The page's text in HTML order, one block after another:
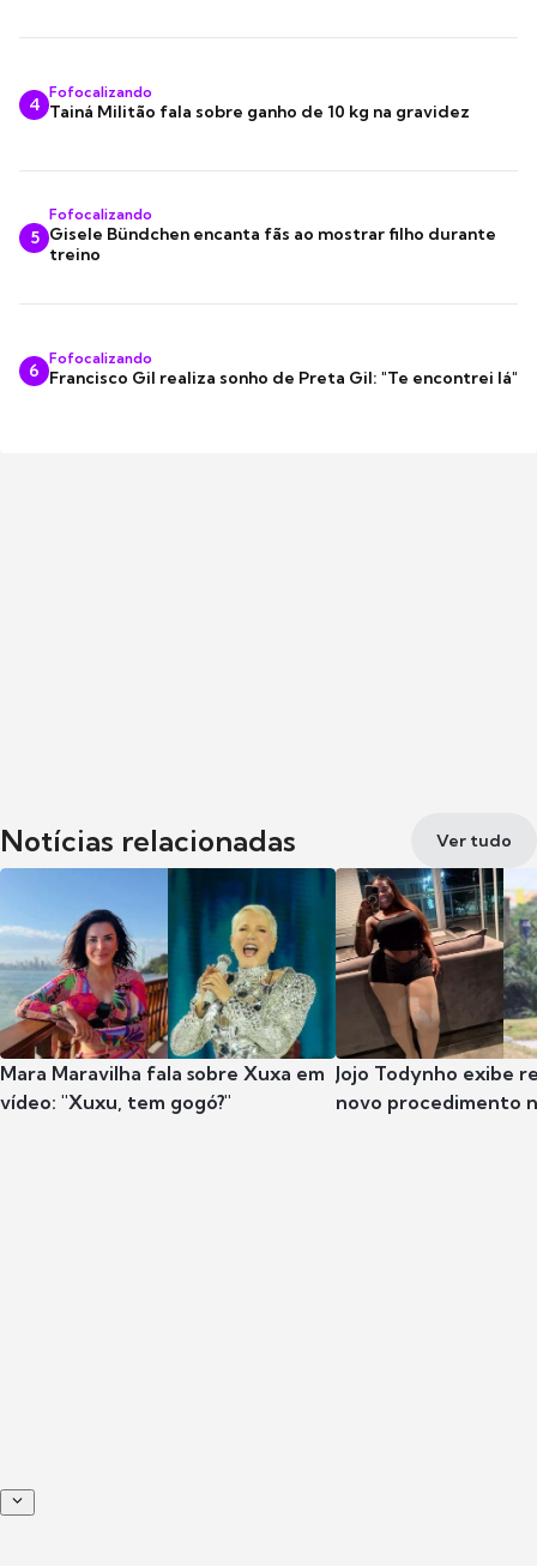
4
Fofocalizando
Tainá Militão fala sobre ganho de 10 kg na gravidez
5
Fofocalizando
Gisele Bündchen encanta fãs ao mostrar filho durante
treino
6
Fofocalizando
Francisco Gil realiza sonho de Preta Gil: "Te encontrei lá"
Notícias relacionadas Ver tudo
Mara Maravilha fala sobre Xuxa em
vídeo: "Xuxu, tem gogó?"
Jojo Todynho exibe
novo procedimento